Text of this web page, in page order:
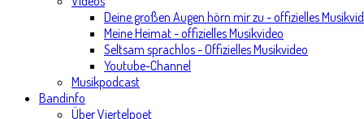
Deine großen Augen hörn mir zu - offizielles
Meine Heimat - offizielles Musikvideo
Seltsam sprachlos - Offizielles Musikvideo
Youtube-Channel
Musikpodcast
Bandinfo
Über Viertelpoet